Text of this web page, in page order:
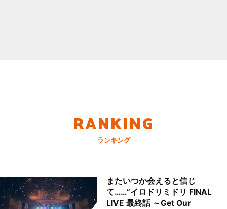
RANKING
ランキング
またいつか会えると信じ
て……“イロドリミドリ FINAL
LIVE 最終話 ～Get Our